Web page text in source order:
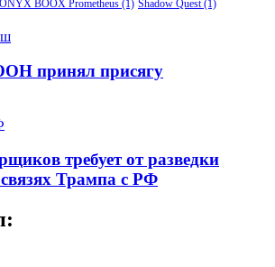
ONYX BOOX Prometheus (1) Shadow Quest (1)
принял присягу
требует от разведки
Трампа с РФ